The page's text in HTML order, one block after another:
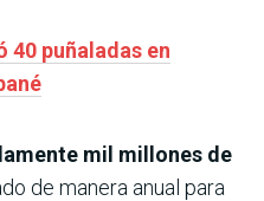
40 puñaladas en
mil millones de
de manera anual para